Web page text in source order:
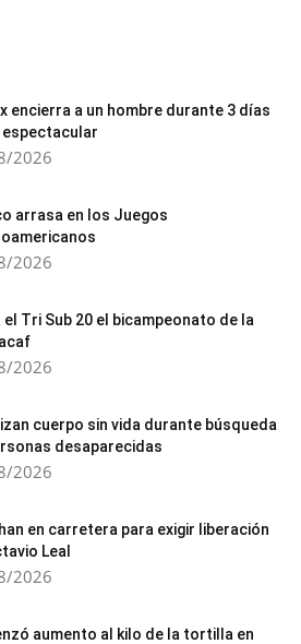
encierra a un hombre durante 3 días
espectacular
2026
arrasa en los Juegos
2026
el Tri Sub 20 el bicampeonato de la
2026
cuerpo sin vida durante búsqueda
desaparecidas
2026
en carretera para exigir liberación
Leal
2026
aumento al kilo de la tortilla en